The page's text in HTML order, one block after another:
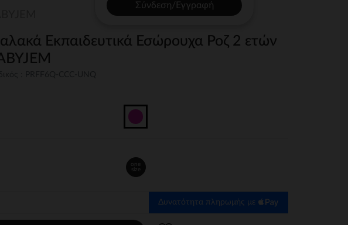
Σύνδεση/Εγγραφή
Εκπαιδευτικά Εσώρουχα Ροζ 2 ετών
one
size
Δυνατότητα πληρωμής με